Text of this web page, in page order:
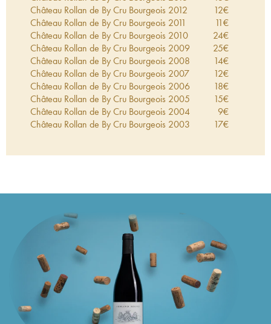
Château Rollan de By Cru Bourgeois 2012 12€
Château Rollan de By Cru Bourgeois 2011 11€
Château Rollan de By Cru Bourgeois 2010 24€
Château Rollan de By Cru Bourgeois 2009 25€
Château Rollan de By Cru Bourgeois 2008 14€
Château Rollan de By Cru Bourgeois 2007 12€
Château Rollan de By Cru Bourgeois 2006 18€
Château Rollan de By Cru Bourgeois 2005 15€
Château Rollan de By Cru Bourgeois 2004 9€
Château Rollan de By Cru Bourgeois 2003 17€
Château Rollan de By Cru Bourgeois
Château Rollan de By Cru Bourgeois
Château Rollan de By Cru Bourgeois
20
Château Rollan de By Cru Bourgeois
1990 28€